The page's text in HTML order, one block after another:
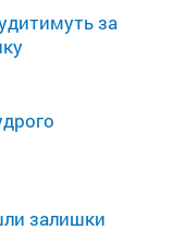
за
залишки